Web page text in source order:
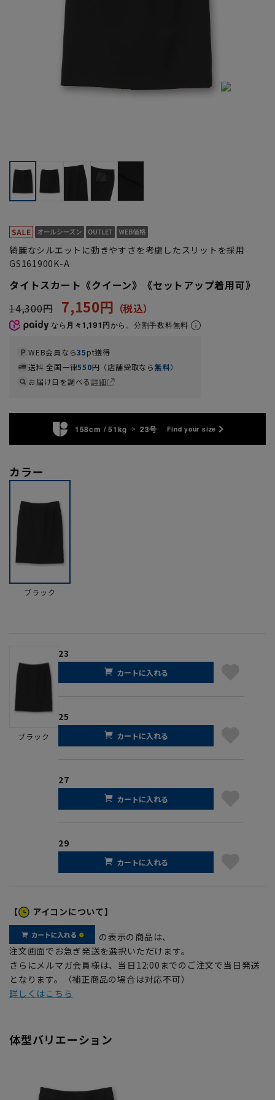
綺麗なシルエットに動きやすさを考慮したスリットを採用
GS161900K-A
タイトスカート《クイーン》《セットアップ着用可》
14,300円
7,150円
なら 月々1,191円から。分割手数料無料
WEB会員なら35pt獲得
送料 全国一律550円（店舗受取なら無料）
お届け日を調べる詳細
158cm / 51kg 23号 Find your size
カラー
ブラック
ブラック
23
カートに入れる
25
カートに入れる
27
カートに入れる
29
カートに入れる
【 アイコンについて】
の表示の商品は、
注文画面でお急ぎ発送を選択いただけます。
さらにメルマガ会員様は、当日12:00までのご注文で当日発送
となります。（補正商品の場合は対応不可）
詳しくはこちら
体型バリエーション